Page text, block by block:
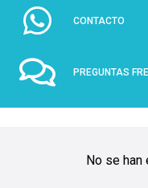
CONTACTO
PREGUNTAS
No se han